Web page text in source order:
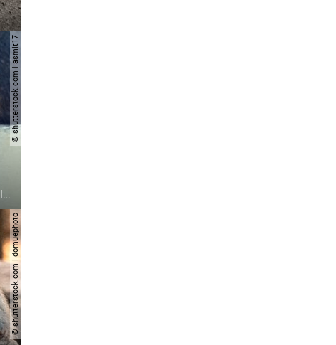
© shutterstock.com | asmit17
nordkoreas sommerliche empfehlungen
© shutterstock.com | domuephoto